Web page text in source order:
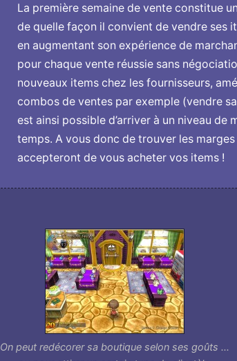
La première semaine de vente constitue
de quelle façon il convient de vendre ses
en augmentant son expérience de
pour chaque vente réussie sans
nouveaux items chez les fournisseurs,
combos de ventes par exemple (vendre
est ainsi possible d’arriver à un niveau
temps. A vous donc de trouver les
accepteront de vous acheter vos items !
On peut redécorer sa boutique selon ses goûts ...